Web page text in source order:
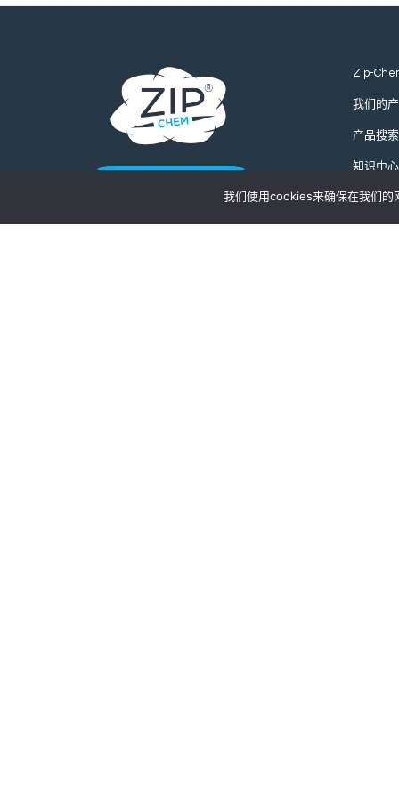
Zip-
我们的
产品搜索
知识中心
全球询价
我们使用cookies来确保在我们的